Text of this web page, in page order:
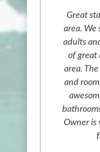
Great
area.
adults
of great
area.
and
Owner is